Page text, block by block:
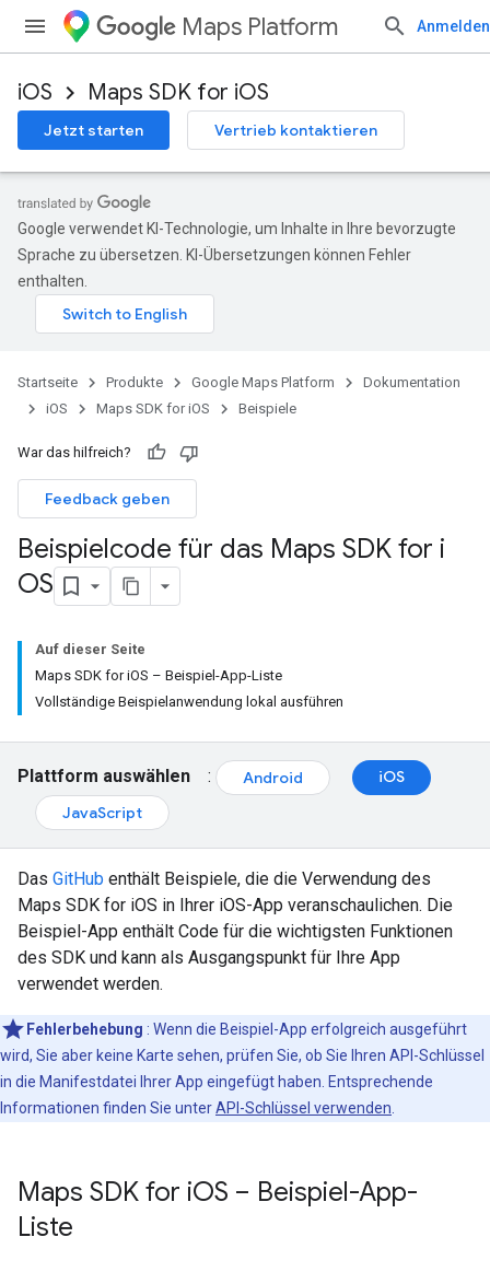
Maps Platform Anmelden
iOS Maps SDK for iOS
Jetzt starten Vertrieb kontaktieren
Google verwendet KI-Technologie, um Inhalte in Ihre bevorzugte
Sprache zu übersetzen. KI-Übersetzungen können Fehler
enthalten.
Startseite Produkte Google Maps Platform
Dokumentation
iOS
Maps SDK for iOS Beispiele
War das hilfreich?
Feedback geben
Beispielcode für das Maps SDK for i
OS
Auf dieser Seite
Maps SDK for iOS – Beispiel-App-Liste
Vollständige Beispielanwendung lokal ausführen
Plattform auswählen : Android
iOS
JavaScript
Das GitHub enthält Beispiele, die die Verwendung des
Maps SDK for iOS in Ihrer iOS-App veranschaulichen. Die
Beispiel-App enthält Code für die wichtigsten Funktionen
des SDK und kann als Ausgangspunkt für Ihre App
verwendet werden.
Fehlerbehebung : Wenn die Beispiel-App erfolgreich ausgeführt
wird, Sie aber keine Karte sehen, prüfen Sie, ob Sie Ihren API-Schlüssel
in die Manifestdatei Ihrer App eingefügt haben. Entsprechende
Informationen finden Sie unterAPI-Schlüssel verwenden
Maps SDK for iOS – Beispiel-App-
Liste